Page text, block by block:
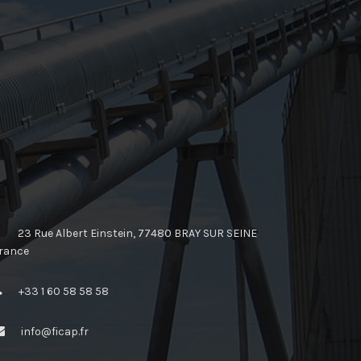
23 Rue Albert Einstein, 77480 BRAY SUR SEINE
+33 1 60 58 58 58
info@ficap.fr